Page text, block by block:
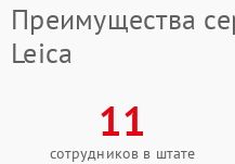
Преимущества
Leica
11
сотрудников в штате